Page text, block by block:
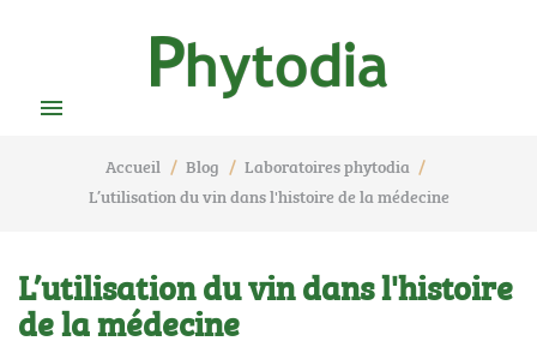

Accueil Blog
Laboratoires phytodia
L’utilisation du vin dans l'histoire de la médecine
L’utilisation du vin dans l'histoire
de la médecine